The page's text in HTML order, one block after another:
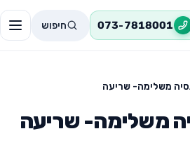
073-7818001 חיפוש
משלימה- שריעה
משלימה- שריעה